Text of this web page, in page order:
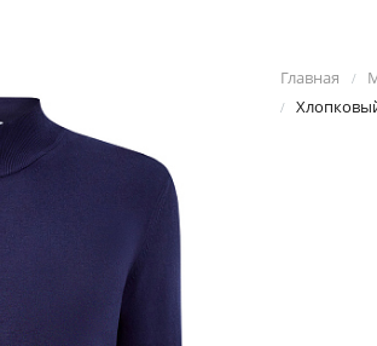
Главная /
/